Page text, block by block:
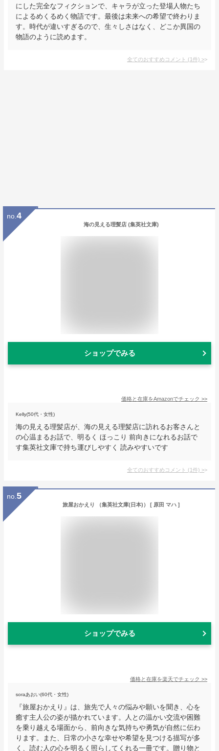
にした完全なフィクションで、キャラが立った登場人物たち
によるめくるめく物語です。最後は未来への希望で終わりま
す。時代が違いすぎるので、生々しさはなく、どこか異国の
物語のように読めます。
全てのおすすめコメント (1件) >
no. 4
海の見える理髪店 (集英社文庫)
ショップでみる
価格と在庫をAmazonでチェック >>
Kelly(50代・女性)
海の見える理髪店が、海の見える理髪店に訪れるお客さんと
の心温まるお話で、明るく ほっこり 前向きになれるお話で
す集英社文庫で持ち運びしやすく 読みやすいです
全てのおすすめコメント (1件) >
no. 5
旅屋おかえり （集英社文庫(日本)） [ 原田 マハ ]
ショップでみる
価格と在庫を楽天でチェック >>
soraあおい(60代・女性)
『旅屋おかえり』は、旅先で人々の悩みや願いを聞き、心を
癒す主人公の姿が描かれています。人との温かい交流や困難
を乗り越える場面から、前向きな気持ちや勇気が自然に伝わ
ります。また、日常の小さな幸せや希望を見つける描写が多
く、読む人の心を明るく照らしてくれる一冊です。贈り物と